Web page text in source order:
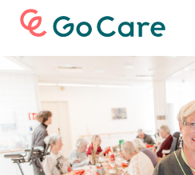
För arbetsgivare